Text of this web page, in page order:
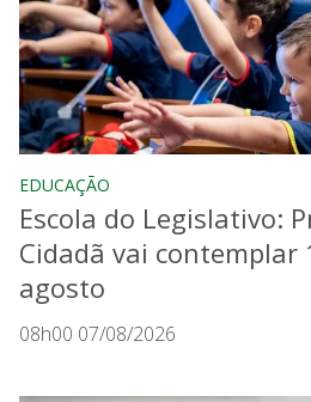
EDUCAÇÃO
Escola do Legislativo:
Cidadã vai contemplar
agosto
08h00 07/08/2026